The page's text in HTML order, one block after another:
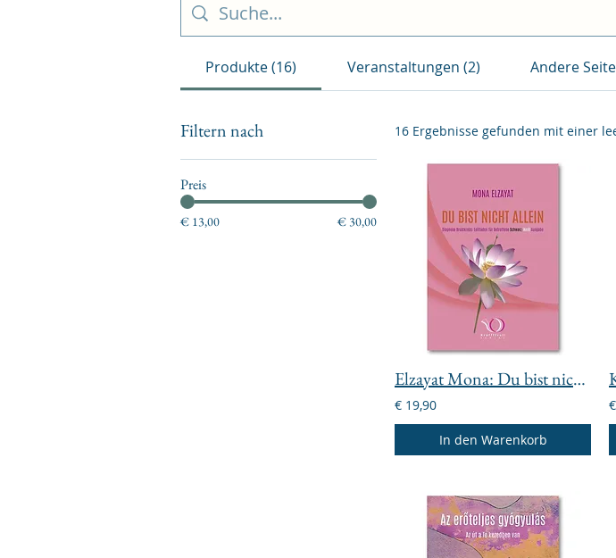
Produkte (16) Veranstaltungen (2) Andere
Filtern nach
Preis
€ 13,00 € 30,00
16 Ergebnisse gefunden mit einer
Elzayat Mona: Du bist nicht allein
€ 19,90
In den Warenkorb